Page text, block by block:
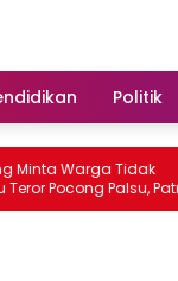
Politik
Warga Tidak
Palsu, Patroli